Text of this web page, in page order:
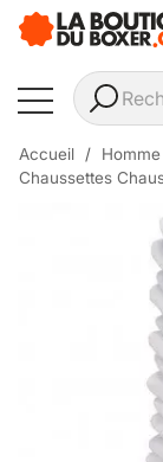
Accueil Homme
Chaussettes